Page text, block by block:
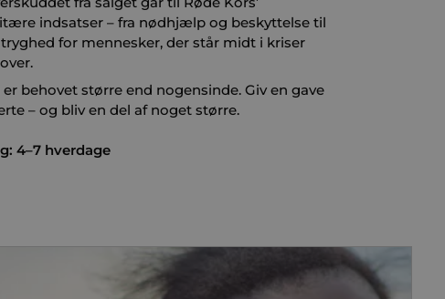
indsatser – fra nødhjælp og beskyttelse til
for mennesker, der står midt i kriser
er behovet større end nogensinde. Giv en gave
– og bliv en del af noget større.
4–7 hverdage